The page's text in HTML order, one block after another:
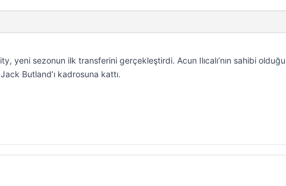
yeni sezonun ilk transferini gerçekleştirdi. Acun Ilıcalı’nın sahibi olduğu
Butland’ı kadrosuna kattı.